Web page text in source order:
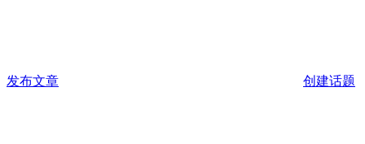
发布文章 创建话题